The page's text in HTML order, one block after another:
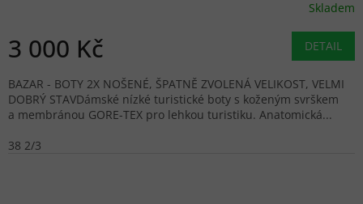
Skladem
3 000 Kč DETAIL
BAZAR - BOTY 2X NOŠENÉ, ŠPATNĚ ZVOLENÁ VELIKOST, VELMI
DOBRÝ STAVDámské nízké turistické boty s koženým svrškem
a membránou GORE-TEX pro lehkou turistiku. Anatomická...
38 2/3